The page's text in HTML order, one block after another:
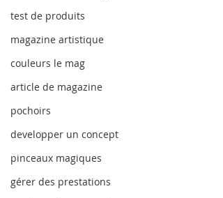
test de produits
magazine artistique
couleurs le mag
article de magazine
pochoirs
developper un concept
pinceaux magiques
gérer des prestations